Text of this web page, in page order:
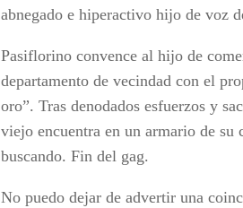
abnegado e hiperactivo hijo de voz
Pasiflorino convence al hijo de
departamento de vecindad con el
oro”. Tras denodados esfuerzos y
viejo encuentra en un armario de su
buscando. Fin del gag.
No puedo dejar de advertir una